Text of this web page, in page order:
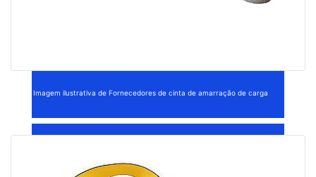
Imagem ilustrativa de Fornecedores de cinta de amarração de carga